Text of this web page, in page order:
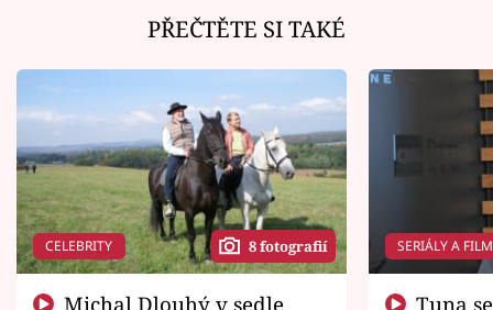
PŘEČTĚTE SI TAKÉ
CELEBRITY 8 fotografií SERIÁLY A